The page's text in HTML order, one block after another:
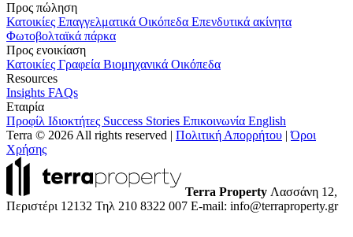
Προς πώληση
Κατοικίες Επαγγελματικά Οικόπεδα Επενδυτικά ακίνητα
Φωτοβολταϊκά πάρκα
Προς ενοικίαση
Κατοικίες Γραφεία Βιομηχανικά Οικόπεδα
Resources
Insights FAQs
Εταιρία
Προφίλ Ιδιοκτήτες Success Stories Επικοινωνία English
Terra © 2026 All rights reserved | Πολιτική Απορρήτου |Όροι
Χρήσης
Terra Property Λασσάνη 12,
Περιστέρι 12132 Τηλ 210 8322 007 E-mail: info@terraproperty.gr